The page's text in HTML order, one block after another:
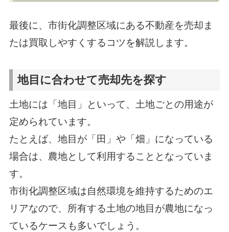
最後に、市街化調整区域にある不動産を売却ま
たは買取しやすくするコツを解説します。
地目に合わせて売却先を探す
土地には「地目」といって、土地ごとの用途が
定められています。
たとえば、地目が「田」や「畑」になっている
場合は、農地として利用することとなっていま
す。
市街化調整区域は自然環境を維持するためのエ
リアなので、所有する土地の地目が農地になっ
ているケースも多いでしょう。